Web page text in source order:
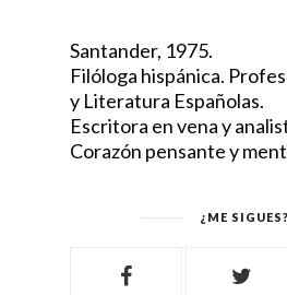
Santander, 1975.
Filóloga hispánica.
y Literatura Españolas.
Escritora en vena y
Corazón pensante y
¿ME SIGUES?